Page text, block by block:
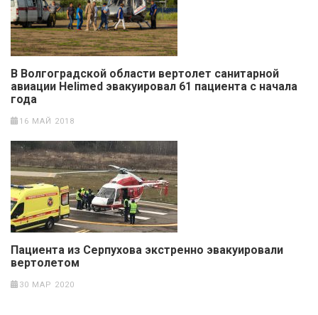
В Волгоградской области вертолет санитарной
авиации Helimed эвакуировал 61 пациента с начала
года
16 МАЙ 2018
Пациента из Серпухова экстренно эвакуировали
вертолетом
30 МАР 2020